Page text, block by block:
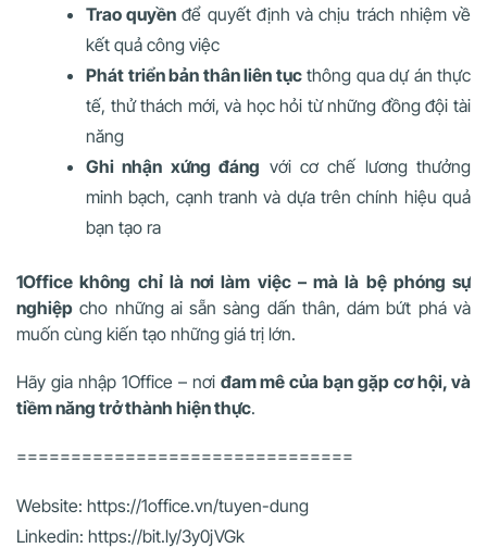
Trao quyền để quyết định và chịu trách nhiệm về
kết quả công việc
Phát triển bản thân liên tụcthông qua dự án thực
tế, thử thách mới, và học hỏi từ những đồng đội tài
năng
Ghi nhận xứng đáng với cơ chế lương thưởng
minh bạch, cạnh tranh và dựa trên chính hiệu quả
bạn tạo ra
1Office không chỉ là nơi làm việc – mà là bệ phóng sự
nghiệp cho những ai sẵn sàng dấn thân, dám bứt phá và
muốn cùng kiến tạo những giá trị lớn.
Hãy gia nhập 1Office – nơi đam mê của bạn gặp cơ hội, và
tiềm năng trở thành hiện thực.
===============================
Website: https://1office.vn/tuyen-dung
Linkedin: https://bit.ly/3y0jVGk